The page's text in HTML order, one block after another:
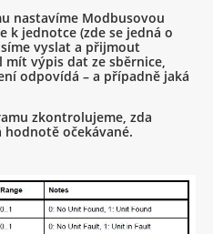
nastavíme Modbusovou
k jednotce (zde se jedná o
vyslat a přijmout
výpis dat ze sběrnice,
odpovídá – a případně jaká
zkontrolujeme, zda
očekávané.